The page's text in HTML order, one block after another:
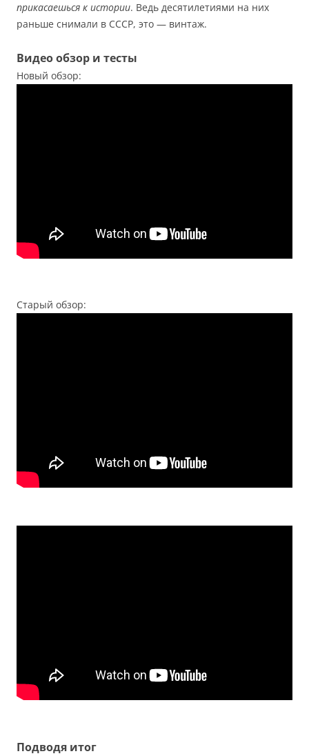
прикасаешься к истории. Ведь десятилетиями на них
раньше снимали в СССР, это — винтаж.
Видео обзор и тесты
Новый обзор:
Старый обзор:
Подводя итог